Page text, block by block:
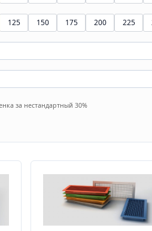
125 150 175 200 225
за нестандартный 30%